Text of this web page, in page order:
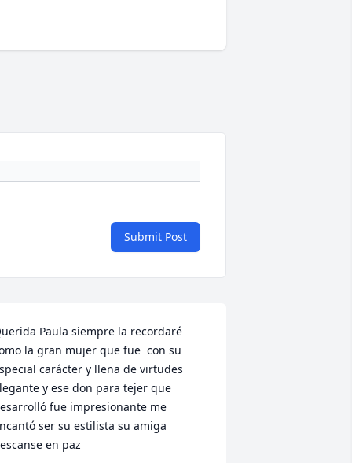
Submit Post
Paula siempre la recordaré
la gran mujer que fue  con su
carácter y llena de virtudes
y ese don para tejer que
fue impresionante me
ser su estilista su amiga
en paz